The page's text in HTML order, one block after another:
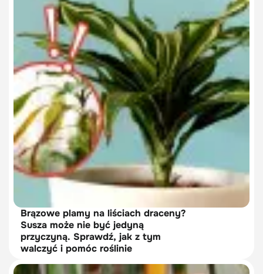
Brązowe plamy na liściach draceny?
Susza może nie być jedyną
przyczyną. Sprawdź, jak z tym
walczyć i pomóc roślinie